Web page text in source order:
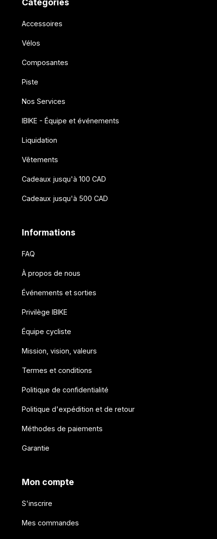
Catégories
Accessoires
Vélos
Composantes
Piste
Nos Services
IBIKE - Équipe et événements
Liquidation
Vêtements
Cadeaux jusqu'à 100 CAD
Cadeaux jusqu'à 500 CAD
Informations
FAQ
À propos de nous
Événements et sorties
Privilège IBIKE
Équipe cycliste
Mission, vision, valeurs
Termes et conditions
Politique de confidentialité
Politique d'expédition et de retour
Méthodes de paiements
Garantie
Mon compte
S'inscrire
Mes commandes